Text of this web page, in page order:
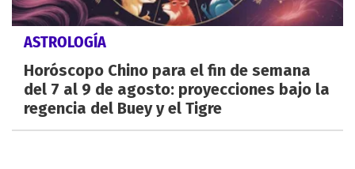
ASTROLOGÍA
Horóscopo Chino para el fin de semana
del 7 al 9 de agosto: proyecciones bajo la
regencia del Buey y el Tigre